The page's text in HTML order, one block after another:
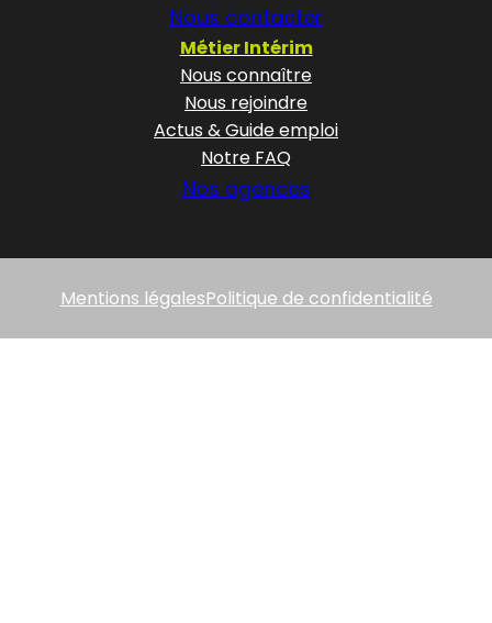
Nous contacter
Métier Intérim
Nous connaître
Nous rejoindre
Actus & Guide emploi
Notre FAQ
Nos agences
Mentions légalesPolitique de confidentialité